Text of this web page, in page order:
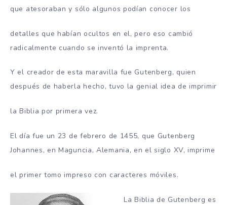
que atesoraban y sólo algunos podían conocer los
detalles que habían ocultos en el, pero eso cambió
radicalmente cuando se inventó la imprenta.
Y el creador de esta maravilla fue Gutenberg, quien
después de haberla hecho, tuvo la genial idea de imprimir
la Biblia por primera vez.
El día fue un 23 de febrero de 1455, que Gutenberg
Johannes, en Maguncia, Alemania, en el siglo XV, imprime
el primer tomo impreso con caracteres móviles.
La Biblia de Gutenberg es